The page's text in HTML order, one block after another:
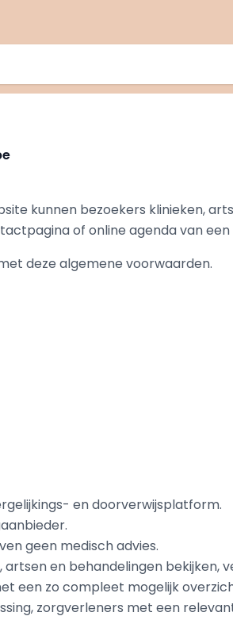
kunnen bezoekers klinieken,
of online agenda van een
deze algemene voorwaarden.
en doorverwijsplatform.
geen medisch advies.
en behandelingen bekijken,
een zo compleet mogelijk
zorgverleners met een